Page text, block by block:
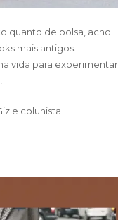
quanto de bolsa, acho
mais antigos.
vida para experimentar
e colunista